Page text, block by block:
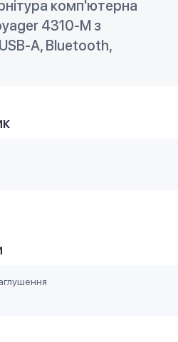
комп'ютерна
4310-M з
A, Bluetooth,